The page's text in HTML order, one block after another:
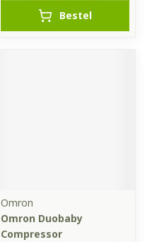
Bestel
Omron
Omron Duobaby
Compressor